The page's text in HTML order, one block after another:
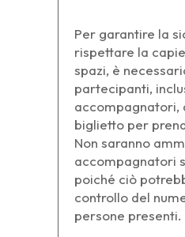
Per garantire la
rispettare la
spazi, è
partecipanti,
accompagnatori,
biglietto per
Non saranno
accompagnatori
poiché ciò
controllo del
persone presenti.